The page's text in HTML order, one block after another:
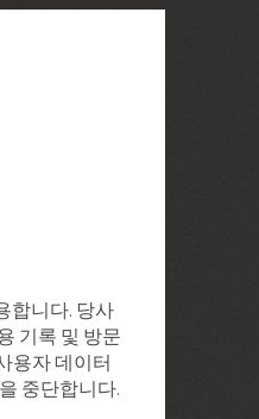
합니다. 당사
기록 및 방문
용자 데이터
중단합니다.